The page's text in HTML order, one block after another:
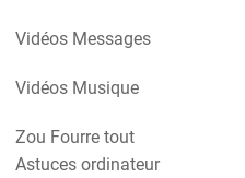
Vidéos Messages
Vidéos Musique
Zou Fourre tout
Astuces ordinateur